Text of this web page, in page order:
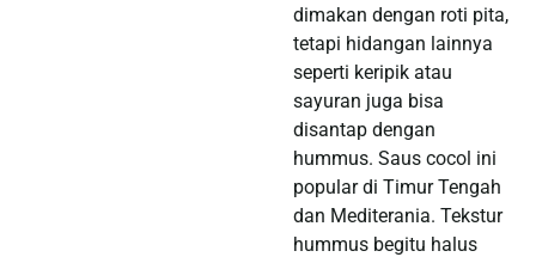
dimakan dengan roti pita,
tetapi hidangan lainnya
seperti keripik atau
sayuran juga bisa
disantap dengan
hummus. Saus cocol ini
popular di Timur Tengah
dan Mediterania. Tekstur
hummus begitu halus